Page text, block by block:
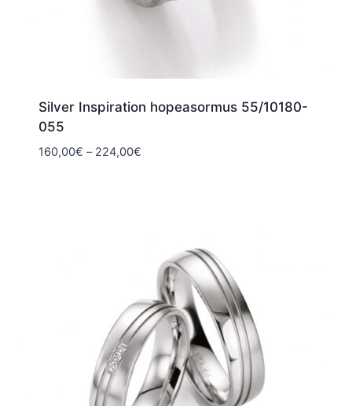
Silver Inspiration hopeasormus 55/10180-
055
160,00€ – 224,00€Hintaluokka: